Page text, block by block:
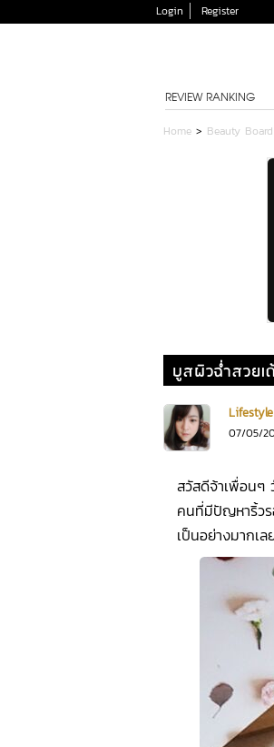
Login Register
REVIEW RANKING
Home > Beauty Board
บูสผิวฉ่ำสวยเ
07/05/
สวัสดีจ้าเพื่อนๆ
คนที่มีปัญหาริ้วร
เป็นอย่างมากเล